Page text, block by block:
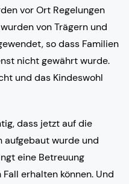
vor Ort Regelungen
von Trägern und
so dass Familien
nicht gewährt wurde.
und das Kindeswohl
dass jetzt auf die
wurde und
eine Betreuung
erhalten können. Und